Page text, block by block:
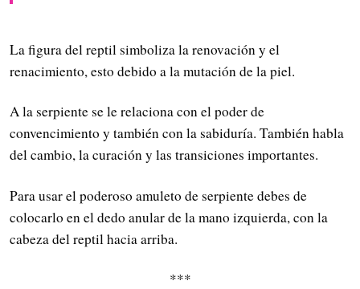
La figura del reptil simboliza la renovación y el
renacimiento, esto debido a la mutación de la piel.
A la serpiente se le relaciona con el poder de
convencimiento y también con la sabiduría. También habla
del cambio, la curación y las transiciones importantes.
Para usar el poderoso amuleto de serpiente debes de
colocarlo en el dedo anular de la mano izquierda, con la
cabeza del reptil hacia arriba.
***